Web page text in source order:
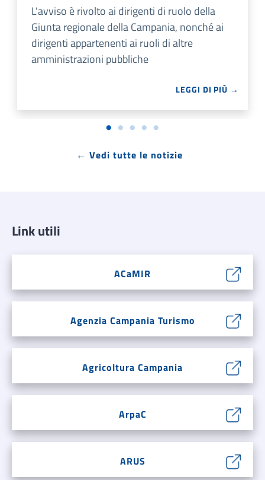
L'avviso è rivolto ai dirigenti di ruolo della
Giunta regionale della Campania, nonché ai
dirigenti appartenenti ai ruoli di altre
amministrazioni pubbliche
LEGGI DI PIÙ →
← Vedi tutte le notizie
Link utili
ACaMIR
Agenzia Campania Turismo
Agricoltura Campania
ArpaC
ARUS